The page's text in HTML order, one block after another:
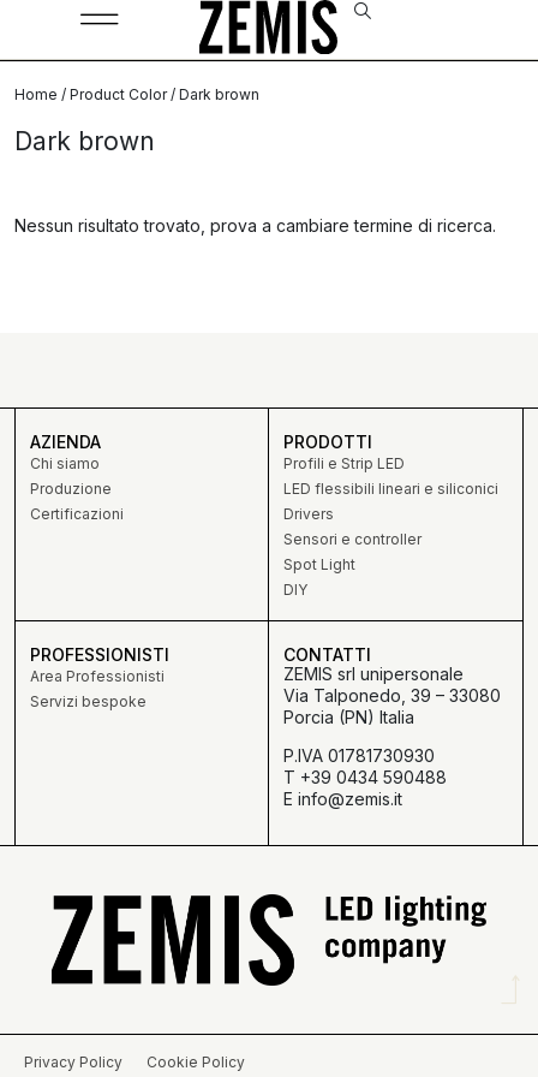
Home / Product Color / Dark brown
Dark brown
Nessun risultato trovato, prova a cambiare termine di ricerca.
AZIENDA
Chi siamo
Produzione
Certificazioni
PRODOTTI
Profili e Strip LED
LED flessibili lineari e siliconici
Drivers
Sensori e controller
Spot Light
DIY
PROFESSIONISTI
Area Professionisti
Servizi bespoke
CONTATTI
ZEMIS srl unipersonale
Via Talponedo, 39 – 33080
Porcia (PN) Italia
P.IVA 01781730930
T +39 0434 590488
E info@zemis.it
Privacy Policy Cookie Policy